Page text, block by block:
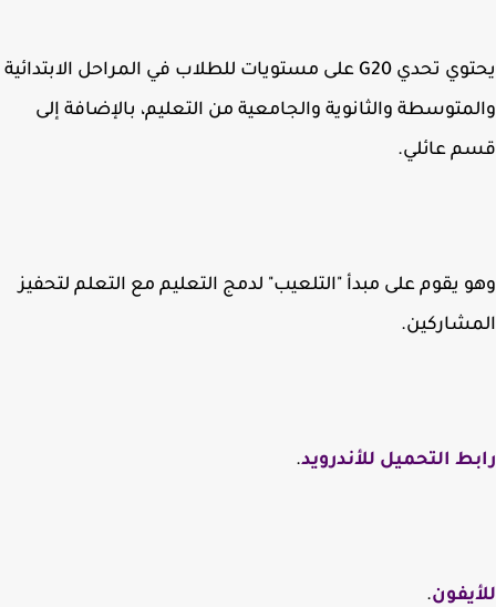
يحتوي تحدي G20 على مستويات للطلاب في المراحل الابتدائية
والثانوية والجامعية من التعليم، بالإضافة إلى
عائلي.
يقوم على مبدأ "التلعيب" لدمج التعليم مع التعلم لتحفيز
التحميل للأندرويد.
.